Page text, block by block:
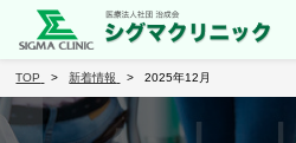
TOP 新着情報 2025年12月